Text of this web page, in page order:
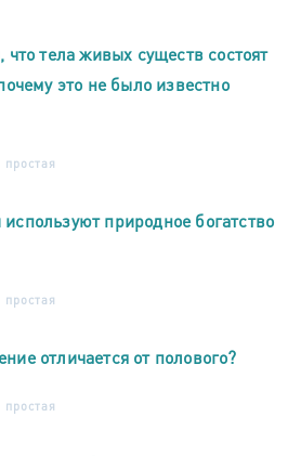
тела живых существ состоят
это не было известно
простая
природное богатство
простая
отличается от полового?
простая